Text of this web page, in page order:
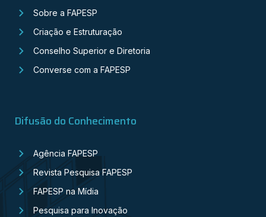
Sobre a FAPESP
Criação e Estruturação
Conselho Superior e Diretoria
Converse com a FAPESP
Difusão do Conhecimento
Agência FAPESP
Revista Pesquisa FAPESP
FAPESP na Mídia
Pesquisa para Inovação